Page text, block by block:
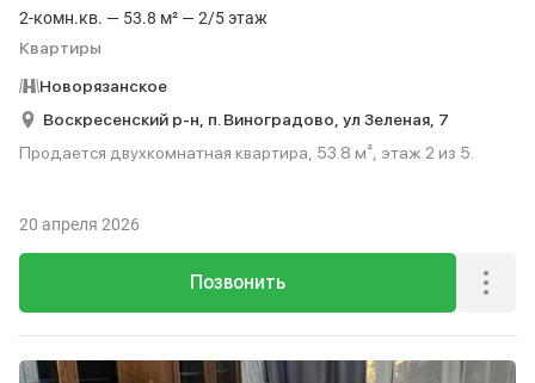
2-комн.кв. — 53.8 м² — 2/5 этаж
Квартиры
Новорязанское
Воскресенский р-н, п. Виноградово, ул Зеленая, 7
Продается двухкомнатная квартира, 53.8 м², этаж 2 из 5.
Позвонить
20 апреля 2026